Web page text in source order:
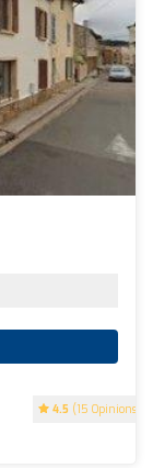
4.5 (15 Opinions)